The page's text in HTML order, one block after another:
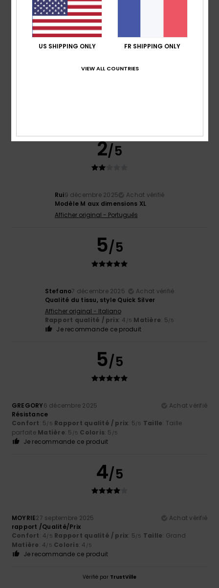
5
2/5
Rui9 décembre 2025
Achat vérifié
Modèle M aux dimensions XL
Afficher original - Português
5/5
Stefano7 décembre 2025
Achat vérifié
Qualité du tissu, style Quick Silver
Afficher original - Italiano
Rapport qualité / prix: 4 /5 Matière: 5/5
Je recommande ce produit
5/5
GREGORY6 décembre 2025
Achat vérifié
Résistance
Confort: 5/5 Rapport qualité / prix: 5/5 Taille: Taille
parfaite Matière: 5 /5 Coloris: 5 /5
Je recommande ce produit
4/5
MOYRIE27 septembre 2025
Achat vérifié
rapport /Qualité/Prix
Confort: 4/5 Rapport qualité / prix: 5/5 Taille: Grand
Matière: 4/5 Coloris: 4 /5
Je recommande ce produit
Vérifié par TrustVille
US SHIPPING ONLY FR SHIPPING ONLY
VIEW ALL COUNTRIES